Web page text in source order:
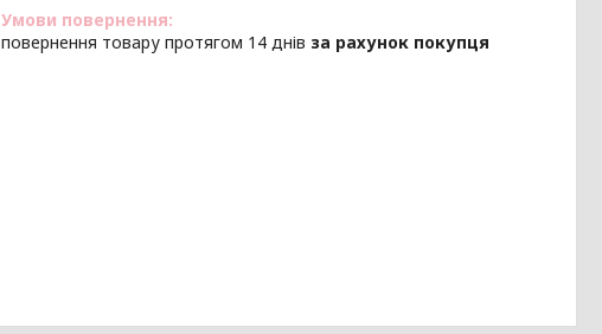
повернення товару протягом 14 днів за рахунок покупця